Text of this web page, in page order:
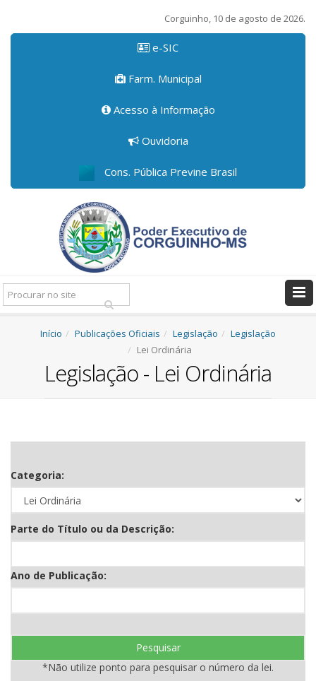
Corguinho, 10 de agosto de 2026.
e-SIC
Farm. Municipal
Acesso à Informação
Ouvidoria
Cons. Pública Previne Brasil
Pesquisar:
Início Publicações Oficiais Legislação
Legislação
Lei Ordinária
Legislação - Lei Ordinária
Categoria:
Parte do Título ou da Descrição:
Ano de Publicação:
Pesquisar
*Não utilize ponto para pesquisar o número da lei.